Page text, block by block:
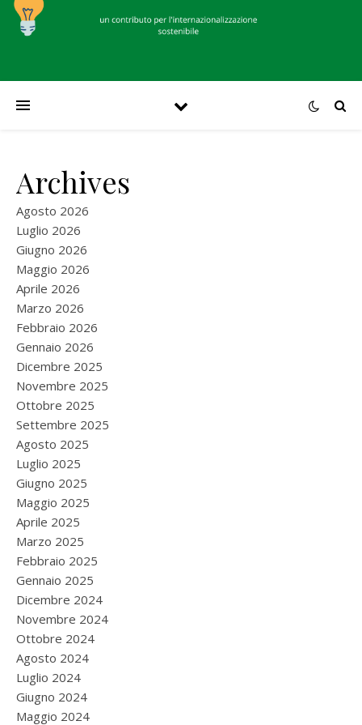
Archives
Agosto 2026
Luglio 2026
Giugno 2026
Maggio 2026
Aprile 2026
Marzo 2026
Febbraio 2026
Gennaio 2026
Dicembre 2025
Novembre 2025
Ottobre 2025
Settembre 2025
Agosto 2025
Luglio 2025
Giugno 2025
Maggio 2025
Aprile 2025
Marzo 2025
Febbraio 2025
Gennaio 2025
Dicembre 2024
Novembre 2024
Ottobre 2024
Agosto 2024
Luglio 2024
Giugno 2024
Maggio 2024